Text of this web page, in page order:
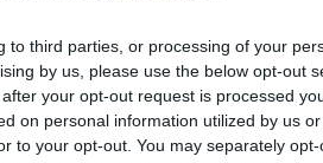
to third parties, or processing of your
by us, please use the below opt-out
your opt-out request is processed
on personal information utilized by us
to your opt-out. You may separately
conferenza stampa
“Ha ancora un
a giocare con noi alla
pensato, perché siamo